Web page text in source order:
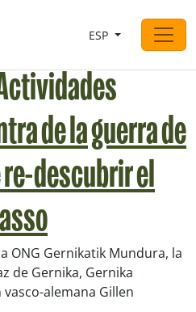
ESP
de la guerra de
re-descubrir el
ONG Gernikatik Mundura, la
de Gernika, Gernika
alemana Gillen